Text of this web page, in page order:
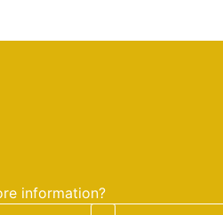
information?